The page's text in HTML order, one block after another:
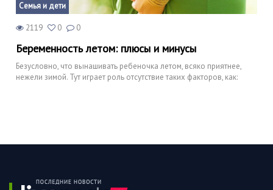
Семья и дети
2119 0 0
Беременность летом: плюсы и минусы
Безусловно, что вынашивать ребеночка летом, всяко приятнее,
нежели зимой. Тут играет роль отсутствие таких факторов, как: